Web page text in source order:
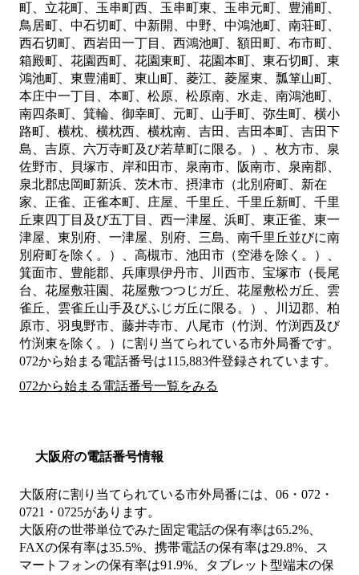
町、立花町、玉串町西、玉串町東、玉串元町、豊浦町、
鳥居町、中石切町、中新開、中野、中鴻池町、南荘町、
西石切町、西岩田一丁目、西鴻池町、額田町、布市町、
箱殿町、花園西町、花園東町、花園本町、東石切町、東
鴻池町、東豊浦町、東山町、菱江、菱屋東、瓢箪山町、
本庄中一丁目、本町、松原、松原南、水走、南鴻池町、
南四条町、箕輪、御幸町、元町、山手町、弥生町、横小
路町、横枕、横枕西、横枕南、吉田、吉田本町、吉田下
島、吉原、六万寺町及び若草町に限る。）、枚方市、泉
佐野市、貝塚市、岸和田市、泉南市、阪南市、泉南郡、
泉北郡忠岡町新浜、茨木市、摂津市（北別府町、新在
家、正雀、正雀本町、庄屋、千里丘、千里丘新町、千里
丘東四丁目及び五丁目、西一津屋、浜町、東正雀、東一
津屋、東別府、一津屋、別府、三島、南千里丘並びに南
別府町を除く。）、高槻市、池田市（空港を除く。）、
箕面市、豊能郡、兵庫県伊丹市、川西市、宝塚市（長尾
台、花屋敷荘園、花屋敷つつじガ丘、花屋敷松ガ丘、雲
雀丘、雲雀丘山手及びふじガ丘に限る。）、川辺郡、柏
原市、羽曳野市、藤井寺市、八尾市（竹渕、竹渕西及び
竹渕東を除く。） に割り当てられている市外局番です。
072から始まる電話番号は115,883件登録されています。
072から始まる電話番号一覧をみる
大阪府の電話番号情報
大阪府に割り当てられている市外局番には、06・072・
0721・0725があります。
大阪府の世帯単位でみた固定電話の保有率は65.2%、
FAXの保有率は35.5%、携帯電話の保有率は29.8%、ス
マートフォンの保有率は91.9%、タブレット型端末の保